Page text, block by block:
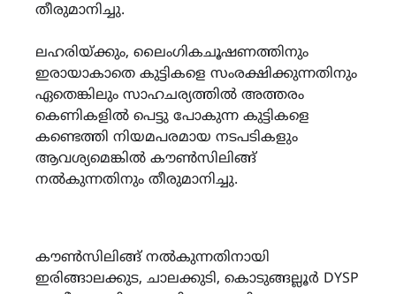
തീരുമാനിച്ചു.
ലഹരിയ്ക്കും, ലൈംഗികചൂഷണത്തിനും
ഇരായാകാതെ കുട്ടികളെ സംരക്ഷിക്കുന്നതിനും
ഏതെങ്കിലും സാഹചര്യത്തിൽ അത്തരം
കെണികളിൽ പെട്ടു പോകുന്ന കുട്ടികളെ
കണ്ടെത്തി നിയമപരമായ നടപടികളും
ആവശ്യമെങ്കിൽ കൗൺസിലിങ്ങ്
നൽകുന്നതിനും തീരുമാനിച്ചു.
കൗൺസിലിങ്ങ് നൽകുന്നതിനായി
ഇരിങ്ങാലക്കുട, ചാലക്കുടി, കൊടുങ്ങല്ലൂർ DYSP